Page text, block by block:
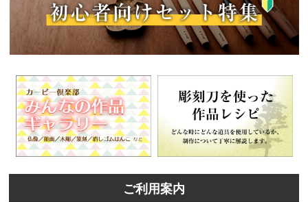
ご利用案内